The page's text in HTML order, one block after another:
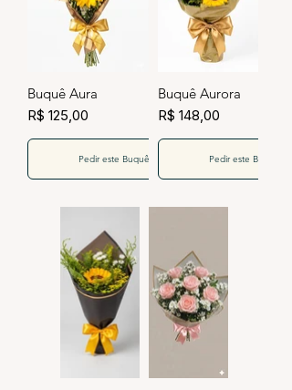
Buquê Aura
R$ 125,00
Pedir este Buquê
Buquê Aurora
R$ 148,00
Pedir este Buquê